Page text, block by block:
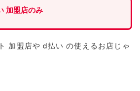
加盟店のみ
加盟店や d払い の使えるお店じゃ